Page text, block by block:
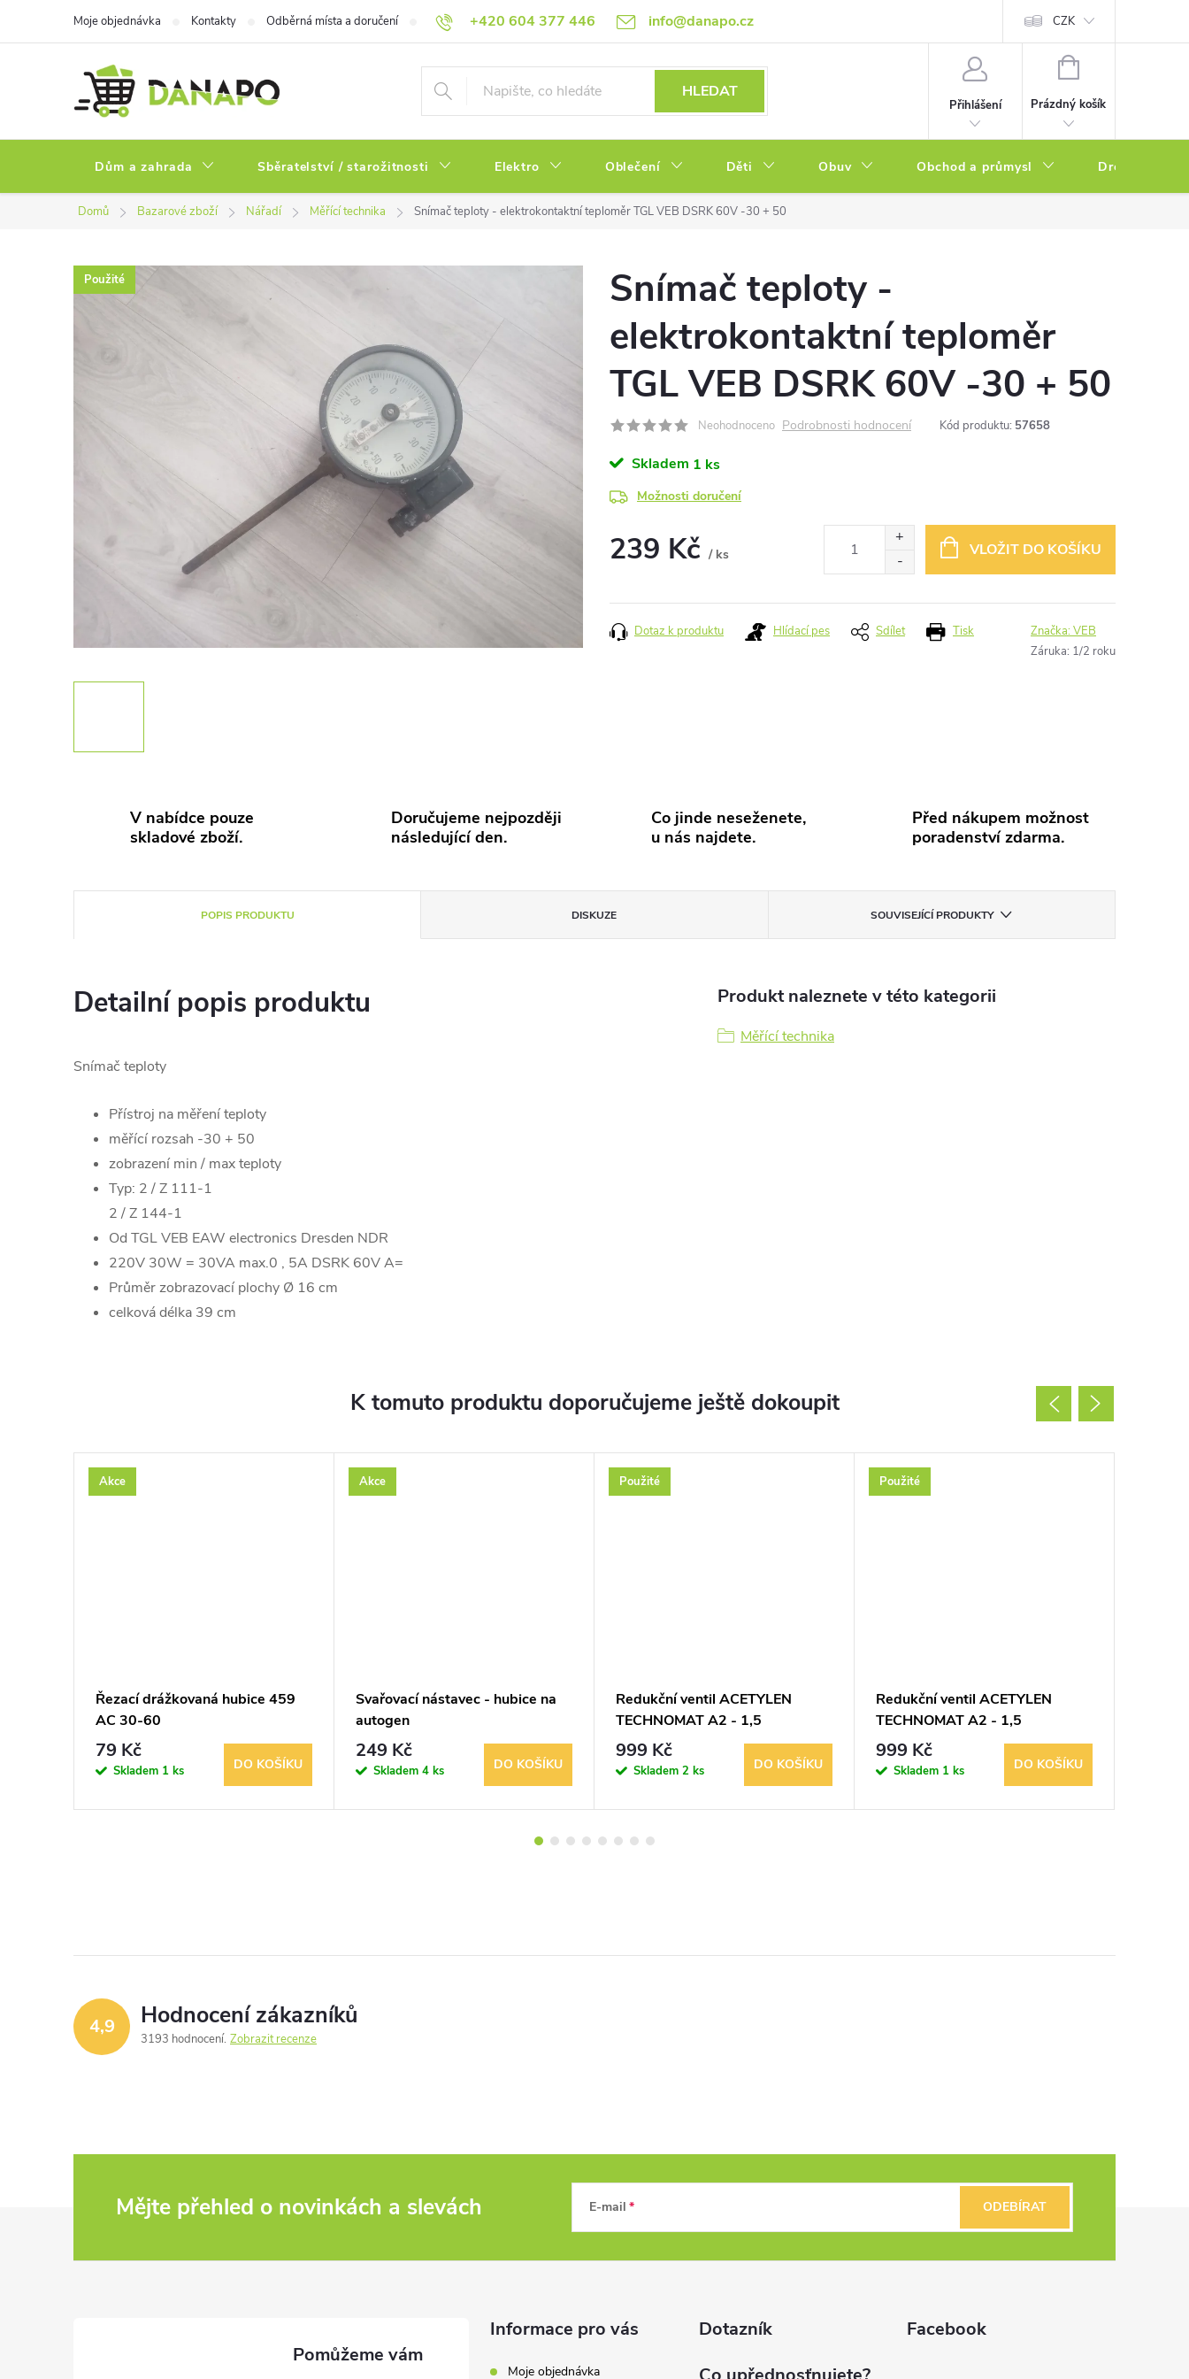
+420 604 377 446 info@danapo.cz
Moje objednávka Kontakty Odběrná místa a doručení Hodnocení obchodu Obchodní podmínky Reklamace a výměna zboží Podmínky ochrany osobních údajů Soubory cookies
CZK
HLEDAT
Přihlášení
NÁKUPNÍ
Prázdný košík
Dům a zahrada Sběratelství / starožitnosti Elektro Oblečení Děti Obuv Obchod a průmysl Drogerie
Domů Bazarové zboží Nářadí Měřící technika Snímač teploty - elektrokontaktní teploměr TGL VEB DSRK 60V -30 + 50
Použité
Snímač teploty -
elektrokontaktní teploměr
TGL VEB DSRK 60V -30 + 50
Neohodnoceno Podrobnosti hodnocení Kód produktu: 57658
Skladem 1 ks
Možnosti doručení
239 Kč / ks
VLOŽIT DO KOŠÍKU
Tisk
Dotaz k produktu Hlídací pes Sdílet Značka:VEB
Záruka: 1/2 roku
V nabídce pouze
skladové zboží.
Doručujeme nejpozději
následující den.
Co jinde neseženete,
u nás najdete.
Před nákupem možnost
poradenství zdarma.
POPIS PRODUKTU DISKUZE SOUVISEJÍCÍ PRODUKTY
Detailní popis produktu
Snímač teploty
Přístroj na měření teploty
měřící rozsah -30 + 50
zobrazení min / max teploty
Typ: 2 / Z 111-1
2 / Z 144-1
Od TGL VEB EAW electronics Dresden NDR
220V 30W = 30VA max.0 , 5A DSRK 60V A=
Průměr zobrazovací plochy Ø 16 cm
celková délka 39 cm
Produkt naleznete v této kategorii
Měřící technika
K tomuto produktu doporučujeme ještě dokoupit
Akce
Řezací drážkovaná hubice 459
AC 30-60
79 Kč
Skladem 1 ks DO KOŠÍKU
Akce
Svařovací nástavec - hubice na
autogen
249 Kč
Skladem 4 ks DO KOŠÍKU
Použité
Redukční ventil ACETYLEN
TECHNOMAT A2 - 1,5
chotěbořské strojírny 0-4MPa
999 Kč
Skladem 2 ks DO KOŠÍKU
Použité
Redukční ventil ACETYLEN
TECHNOMAT A2 - 1,5
chotěbořské strojírny
999 Kč
Skladem 1 ks DO KOŠÍKU
4,9 Hodnocení zákazníků
3193 hodnocení Zobrazit recenze
Mějte přehled o novinkách a slevách E-mail ODEBÍRAT
Informace pro vás
Moje objednávka
Dotazník
Facebook